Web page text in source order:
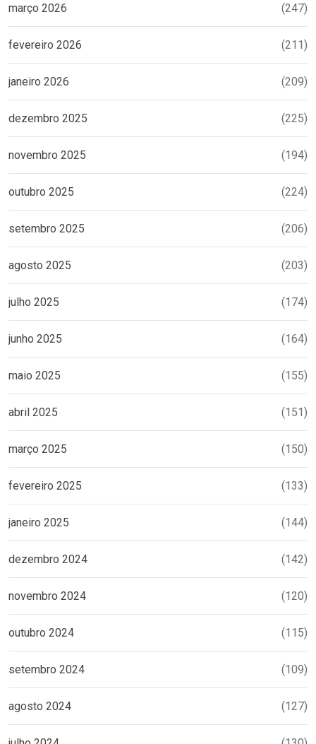
março 2026 (247)
fevereiro 2026 (211)
janeiro 2026 (209)
dezembro 2025 (225)
novembro 2025 (194)
outubro 2025 (224)
setembro 2025 (206)
agosto 2025 (203)
julho 2025 (174)
junho 2025 (164)
maio 2025 (155)
abril 2025 (151)
março 2025 (150)
fevereiro 2025 (133)
janeiro 2025 (144)
dezembro 2024 (142)
novembro 2024 (120)
outubro 2024 (115)
setembro 2024 (109)
agosto 2024 (127)